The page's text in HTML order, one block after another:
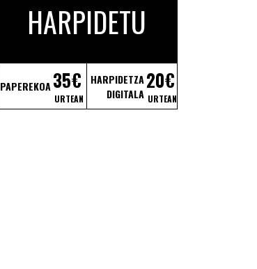
HARPIDETU
PAPEREKOA35€
URTEAN
HARPIDETZA
DIGITALA
20€
URTEAN